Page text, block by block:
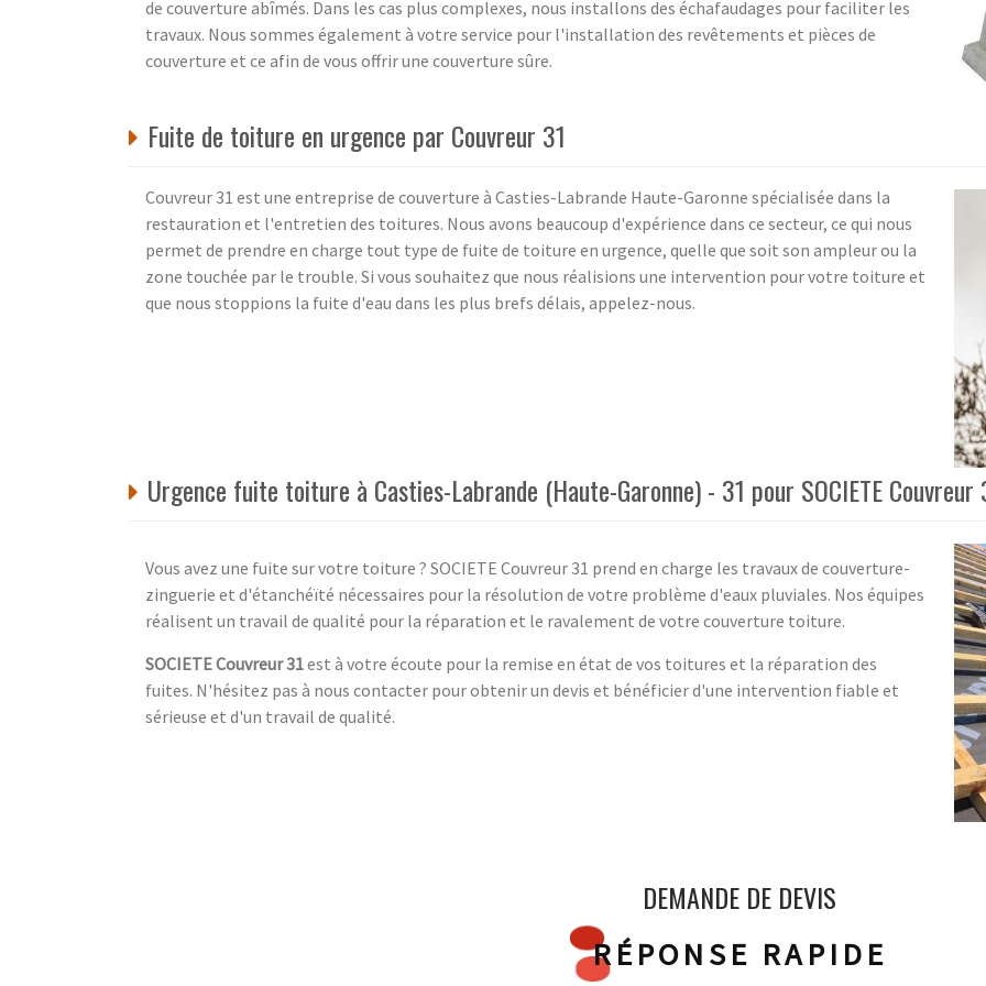
de couverture abîmés. Dans les cas plus complexes, nous installons des échafaudages pour faciliter les
travaux. Nous sommes également à votre service pour l'installation des revêtements et pièces de
couverture et ce afin de vous offrir une couverture sûre.
Fuite de toiture en urgence par Couvreur 31
Couvreur 31 est une entreprise de couverture à Casties-Labrande Haute-Garonne spécialisée dans la
restauration et l'entretien des toitures. Nous avons beaucoup d'expérience dans ce secteur, ce qui nous
permet de prendre en charge tout type de fuite de toiture en urgence, quelle que soit son ampleur ou la
zone touchée par le trouble. Si vous souhaitez que nous réalisions une intervention pour votre toiture et
que nous stoppions la fuite d'eau dans les plus brefs délais, appelez-nous.
Urgence fuite toiture à Casties-Labrande (Haute-Garonne) - 31 pour SOCIETE Couvreur
Vous avez une fuite sur votre toiture ? SOCIETE Couvreur 31 prend en charge les travaux de couverture-
zinguerie et d'étanchéïté nécessaires pour la résolution de votre problème d'eaux pluviales. Nos équipes
réalisent un travail de qualité pour la réparation et le ravalement de votre couverture toiture.
SOCIETE Couvreur 31est à votre écoute pour la remise en état de vos toitures et la réparation des
fuites. N'hésitez pas à nous contacter pour obtenir un devis et bénéficier d'une intervention fiable et
sérieuse et d'un travail de qualité.
DEMANDE DE DEVIS
RÉPONSE RAPIDE